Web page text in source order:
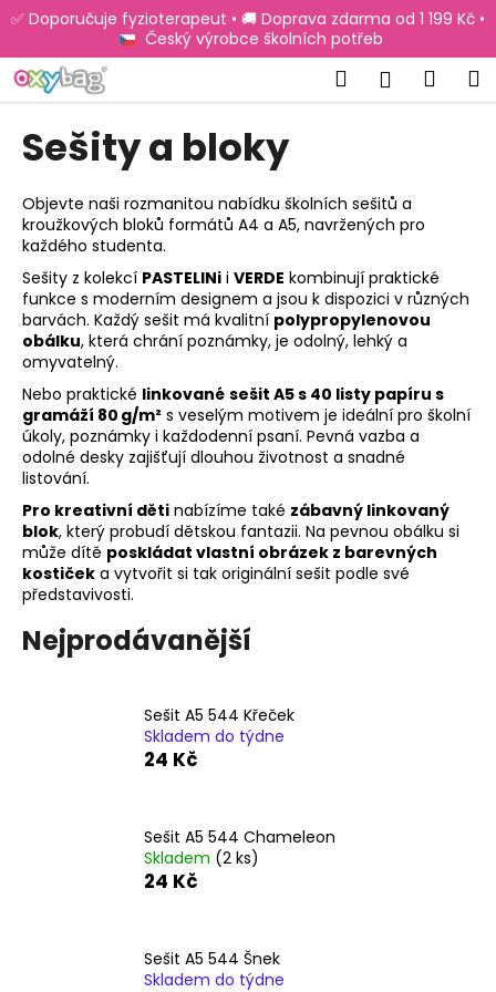
Přejít
na✅ Doporučuje fyzioterapeut • 🚚 Doprava zdarma od 1 199 Kč •
Český výrobce školních potřeb
Hledat
Sešity a bloky
Objevte naši rozmanitou nabídku školních sešitů a
kroužkových bloků formátů A4 a A5, navržených pro
každého studenta.
Sešity z kolekcí PASTELINi i VERDE kombinují praktické
funkce s moderním designem a jsou k dispozici v různých
barvách. Každý sešit má kvalitní polypropylenovou
obálku, která chrání poznámky, je odolný, lehký a
omyvatelný.
Nebo praktické linkované sešit A5 s 40 listy papíru s
gramáží 80 g/m² s veselým motivem je ideální pro školní
úkoly, poznámky i každodenní psaní. Pevná vazba a
odolné desky zajišťují dlouhou životnost a snadné
listování.
Pro kreativní děti nabízíme také zábavný linkovaný
blok, který probudí dětskou fantazii. Na pevnou obálku si
může dítě poskládat vlastní obrázek z barevných
kostiček a vytvořit si tak originální sešit podle své
představivosti.
Nejprodávanější
Sešit A5 544 Křeček
Skladem do týdne
24 Kč
Sešit A5 544 Chameleon
Skladem (2 ks)
24 Kč
Sešit A5 544 Šnek
Skladem do týdne
K
š
í
Zpět
Zpět
o
o
t
ř
e
b
u
j
e
t
e
n
a
j
í
t
?
HLEDAT